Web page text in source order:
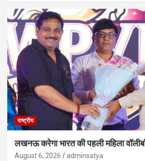
राष्ट्रीय
लखनऊ करेगा भारत की पहली महिला
August 6, 2026 adminsatya